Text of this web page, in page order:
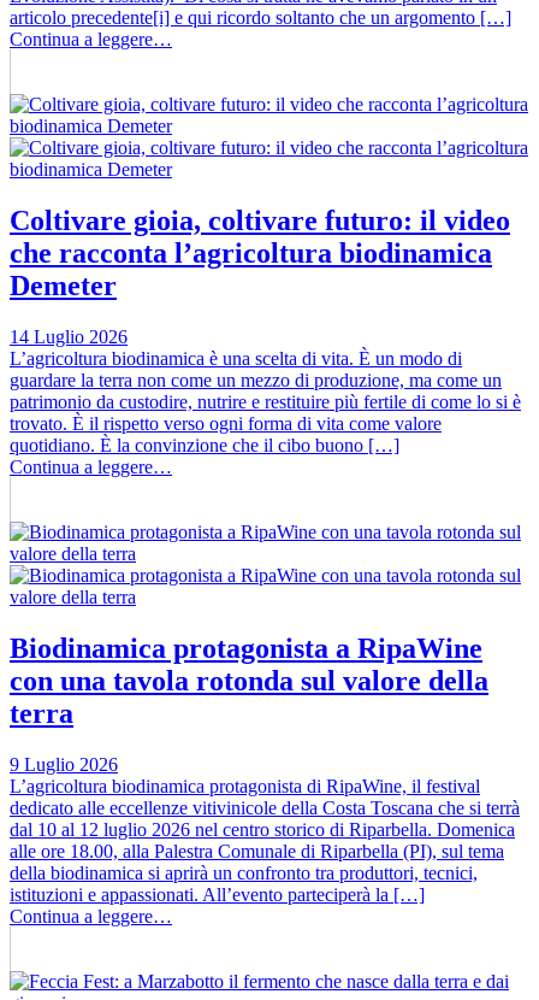
articolo precedente[i] e qui ricordo soltanto che un argomento […]
Continua a leggere…
Coltivare gioia, coltivare futuro: il video
che racconta l’agricoltura biodinamica
Demeter
14 Luglio 2026
L’agricoltura biodinamica è una scelta di vita. È un modo di
guardare la terra non come un mezzo di produzione, ma come un
patrimonio da custodire, nutrire e restituire più fertile di come lo si è
trovato. È il rispetto verso ogni forma di vita come valore
quotidiano. È la convinzione che il cibo buono […]
Continua a leggere…
Biodinamica protagonista a RipaWine
con una tavola rotonda sul valore della
terra
9 Luglio 2026
L’agricoltura biodinamica protagonista di RipaWine, il festival
dedicato alle eccellenze vitivinicole della Costa Toscana che si terrà
dal 10 al 12 luglio 2026 nel centro storico di Riparbella. Domenica
alle ore 18.00, alla Palestra Comunale di Riparbella (PI), sul tema
della biodinamica si aprirà un confronto tra produttori, tecnici,
istituzioni e appassionati. All’evento parteciperà la […]
Continua a leggere…